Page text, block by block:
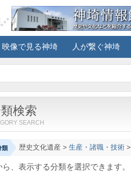
映像で見る神埼 人が繋ぐ神埼
検索
SEARCH
歴史文化遺産> 生産・諸職・技術>
、表示する分類を選択できます。